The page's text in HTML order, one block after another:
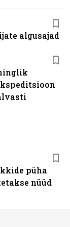
püha
nüüd
algusajad